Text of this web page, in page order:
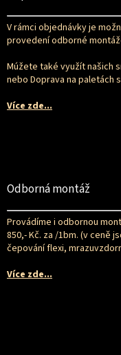
V rámci objednávky je
provedení odborné
Múžete také využít našich
nebo Doprava na paletách
Více zde...
Odborná montáž
Provádíme i odbornou
850,- Kč. za /1bm. (v ceně
čepování flexi,
Více zde...